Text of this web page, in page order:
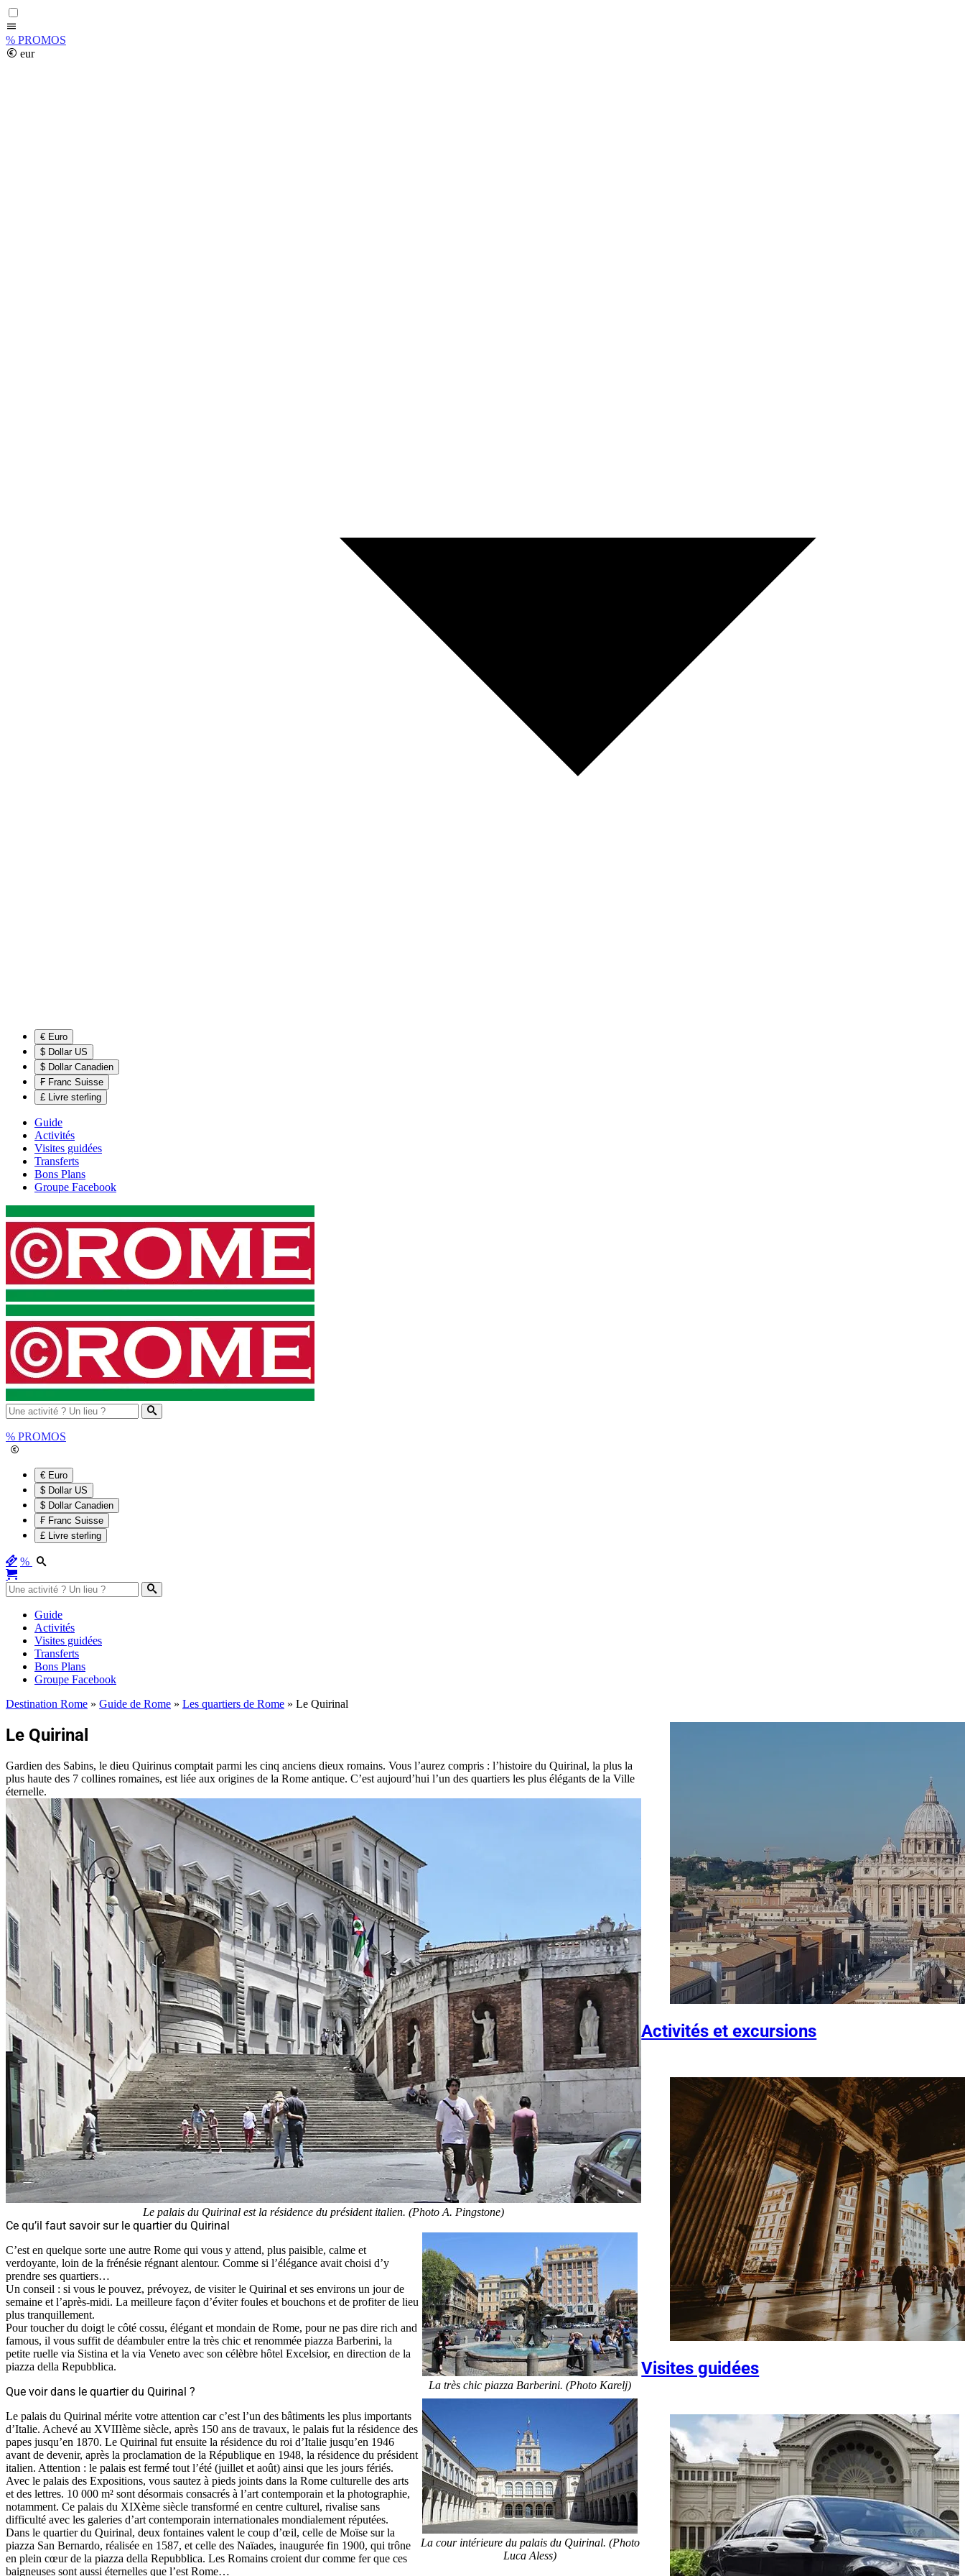
% PROMOS
eur
€ Euro
$ Dollar US
$ Dollar Canadien
₣ Franc Suisse
£ Livre sterling
Guide
Activités
Visites guidées
Transferts
Bons Plans
Groupe Facebook
% PROMOS
€ Euro
$ Dollar US
$ Dollar Canadien
₣ Franc Suisse
£ Livre sterling
%
Guide
Activités
Visites guidées
Transferts
Bons Plans
Groupe Facebook
Destination Rome » Guide de Rome » Les quartiers de Rome » Le Quirinal
Le Quirinal
Gardien des Sabins, le dieu Quirinus comptait parmi les cinq anciens dieux romains. Vous l’aurez compris : l’histoire du Quirinal, la plus la
plus haute des 7 collines romaines, est liée aux origines de la Rome antique. C’est aujourd’hui l’un des quartiers les plus élégants de la Ville
éternelle.
Le palais du Quirinal est la résidence du président italien. (Photo A. Pingstone)
Ce qu’il faut savoir sur le quartier du Quirinal
La très chic piazza Barberini. (Photo Karelj)
C’est en quelque sorte une autre Rome qui vous y attend, plus paisible, calme et
verdoyante, loin de la frénésie régnant alentour. Comme si l’élégance avait choisi d’y
prendre ses quartiers…
Un conseil : si vous le pouvez, prévoyez, de visiter le Quirinal et ses environs un jour de
semaine et l’après-midi. La meilleure façon d’éviter foules et bouchons et de profiter de lieu
plus tranquillement.
Pour toucher du doigt le côté cossu, élégant et mondain de Rome, pour ne pas dire rich and
famous, il vous suffit de déambuler entre la très chic et renommée piazza Barberini, la
petite ruelle via Sistina et la via Veneto avec son célèbre hôtel Excelsior, en direction de la
piazza della Repubblica.
Que voir dans le quartier du Quirinal ?
La cour intérieure du palais du Quirinal. (Photo
Luca Aless)
Le palais du Quirinal mérite votre attention car c’est l’un des bâtiments les plus importants
d’Italie. Achevé au XVIIIème siècle, après 150 ans de travaux, le palais fut la résidence des
papes jusqu’en 1870. Le Quirinal fut ensuite la résidence du roi d’Italie jusqu’en 1946
avant de devenir, après la proclamation de la République en 1948, la résidence du président
italien. Attention : le palais est fermé tout l’été (juillet et août) ainsi que les jours fériés.
Avec le palais des Expositions, vous sautez à pieds joints dans la Rome culturelle des arts
et des lettres. 10 000 m² sont désormais consacrés à l’art contemporain et la photographie,
notamment. Ce palais du XIXème siècle transformé en centre culturel, rivalise sans
difficulté avec les galeries d’art contemporain internationales mondialement réputées.
Dans le quartier du Quirinal, deux fontaines valent le coup d’œil, celle de Moïse sur la
piazza San Bernardo, réalisée en 1587, et celle des Naïades, inaugurée fin 1900, qui trône
en plein cœur de la piazza della Repubblica. Les Romains croient dur comme fer que ces
baigneuses sont aussi éternelles que l’est Rome…
Activités et excursions
Visites guidées